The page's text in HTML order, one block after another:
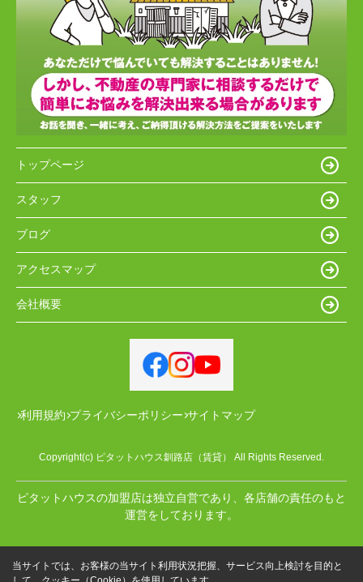
トップページ
スタッフ
ブログ
アクセスマップ
会社概要
利用規約 プライバシーポリシー サイトマップ
Copyright(c) ピタットハウス釧路店（賃貸） All Rights Reserved.
ピタットハウスの加盟店は独立自営であり、各店舗の責任のもと
運営をしております。
当サイトでは、お客様の当サイト利用状況把握、サービス向上検討を目的と